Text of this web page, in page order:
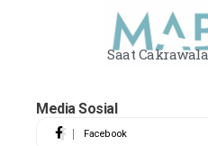
Saat
Media Sosial
Facebook